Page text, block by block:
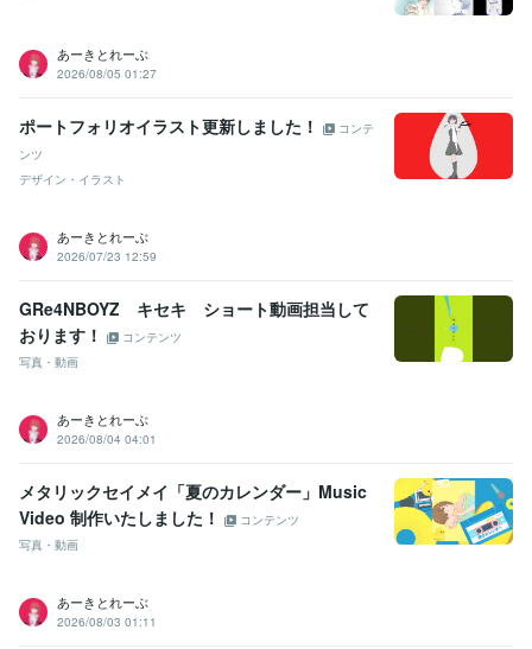
あーきとれーぶ
2026/08/05 01:27
ポートフォリオイラスト更新しました！
コンテ
ンツ
デザイン・イラスト
あーきとれーぶ
2026/07/23 12:59
GRe4NBOYZ キセキ ショート動画担当して
おります！
コンテンツ
写真・動画
あーきとれーぶ
2026/08/04 04:01
メタリックセイメイ「夏のカレンダー」Music
Video 制作いたしました！
コンテンツ
写真・動画
あーきとれーぶ
2026/08/03 01:11